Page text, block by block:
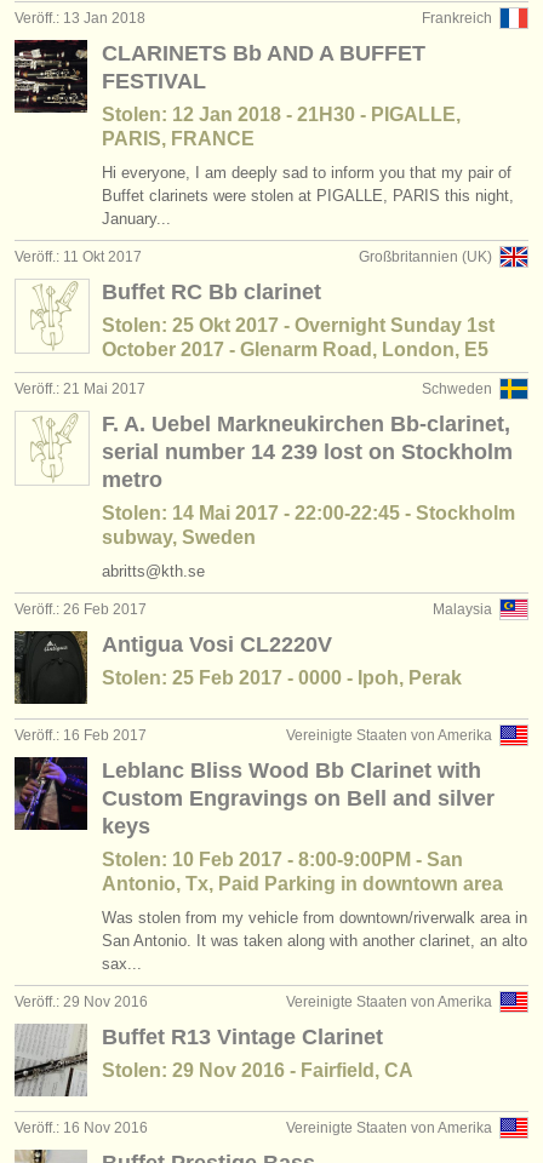
Frankreich
Veröff.: 13 Jan 2018
CLARINETS Bb AND A BUFFET
FESTIVAL
Stolen: 12 Jan 2018 - 21H30 - PIGALLE,
PARIS, FRANCE
Hi everyone, I am deeply sad to inform you that my pair of
Buffet clarinets were stolen at PIGALLE, PARIS this night,
January...
Großbritannien (UK)
Veröff.: 11 Okt 2017
Buffet RC Bb clarinet
Stolen: 25 Okt 2017 - Overnight Sunday 1st
October 2017 - Glenarm Road, London, E5
Schweden
Veröff.: 21 Mai 2017
F. A. Uebel Markneukirchen Bb-clarinet,
serial number 14 239 lost on Stockholm
metro
Stolen: 14 Mai 2017 - 22:00-22:45 - Stockholm
subway, Sweden
abritts@kth.se
Malaysia
Veröff.: 26 Feb 2017
Antigua Vosi CL2220V
Stolen: 25 Feb 2017 - 0000 - Ipoh, Perak
Vereinigte Staaten von Amerika
Veröff.: 16 Feb 2017
Leblanc Bliss Wood Bb Clarinet with
Custom Engravings on Bell and silver
keys
Stolen: 10 Feb 2017 - 8:00-9:00PM - San
Antonio, Tx, Paid Parking in downtown area
Was stolen from my vehicle from downtown/riverwalk area in
San Antonio. It was taken along with another clarinet, an alto
sax...
Vereinigte Staaten von Amerika
Veröff.: 29 Nov 2016
Buffet R13 Vintage Clarinet
Stolen: 29 Nov 2016 - Fairfield, CA
Vereinigte Staaten von Amerika
Veröff.: 16 Nov 2016